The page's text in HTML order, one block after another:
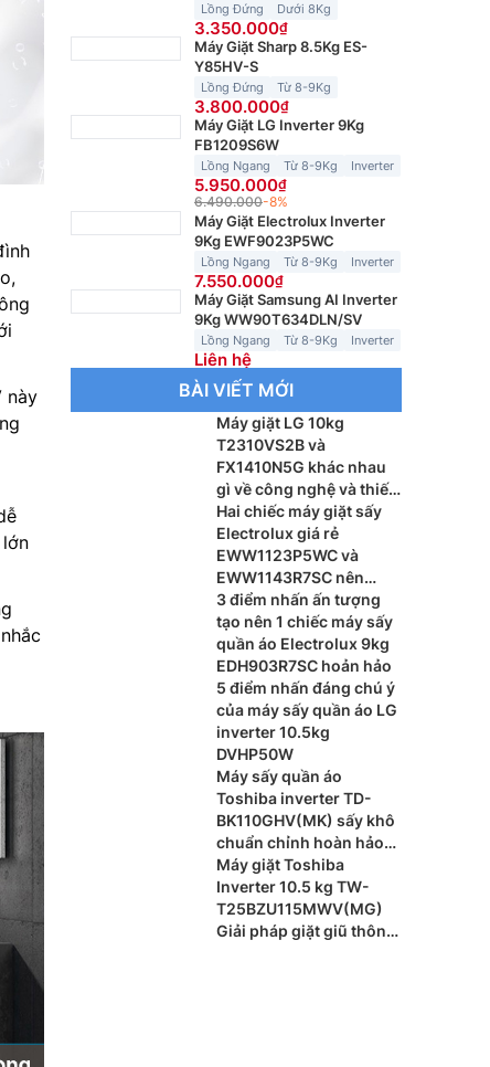
này
Lồng Đứng Dưới 8Kg
3.350.000
Máy Giặt Sharp 8.5Kg ES-
Y85HV-S
Lồng Đứng Từ 8-9Kg
3.800.000
Máy Giặt LG Inverter 9Kg
FB1209S6W
Lồng Ngang Từ 8-9Kg Inverter
5.950.000
6.490.000-8%
Máy Giặt Electrolux Inverter
9Kg EWF9023P5WC
Lồng Ngang Từ 8-9Kg Inverter
7.550.000
Máy Giặt Samsung AI Inverter
9Kg WW90T634DLN/SV
Lồng Ngang Từ 8-9Kg Inverter
Liên hệ
BÀI VIẾT MỚI
Máy giặt LG 10kg
T2310VS2B và
FX1410N5G khác nhau
gì về công nghệ và thiết
kế
Hai chiếc máy giặt sấy
Electrolux giá rẻ
EWW1123P5WC và
EWW1143R7SC nên
dùng loại nào?
3 điểm nhấn ấn tượng
tạo nên 1 chiếc máy sấy
quần áo Electrolux 9kg
EDH903R7SC hoản hảo
5 điểm nhấn đáng chú ý
của máy sấy quần áo LG
inverter 10.5kg
DVHP50W
Máy sấy quần áo
Toshiba inverter TD-
BK110GHV(MK) sấy khô
chuẩn chỉnh hoàn hảo
từng chi tiết
Máy giặt Toshiba
Inverter 10.5 kg TW-
T25BZU115MWV(MG)
Giải pháp giặt giũ thông